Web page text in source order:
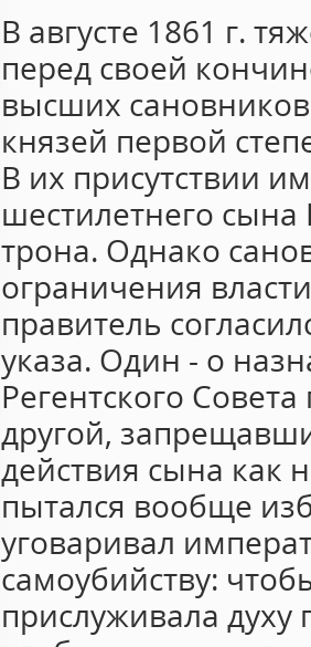
В августе 1861 г.
перед своей
высших
князей первой
В их присутствии
шестилетнего
трона. Однако
ограничения
правитель
указа. Один - о
Регентского
другой,
действия сына как
пытался вообще
уговаривал
самоубийству:
прислуживала духу